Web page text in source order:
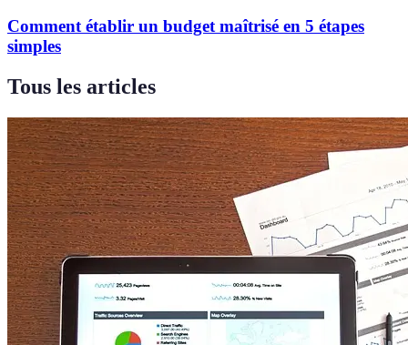
Comment établir un budget maîtrisé en 5 étapes
simples
Tous les articles